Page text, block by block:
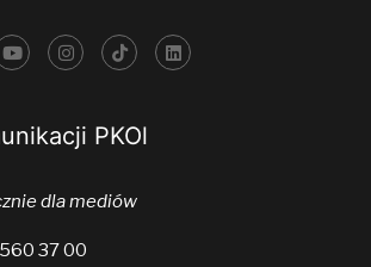
PKOl
dla mediów
37 00